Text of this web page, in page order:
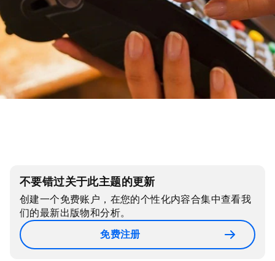
不要错过关于此主题的更新
创建一个免费账户，在您的个性化内容合集中查看我
们的最新出版物和分析。
免费注册